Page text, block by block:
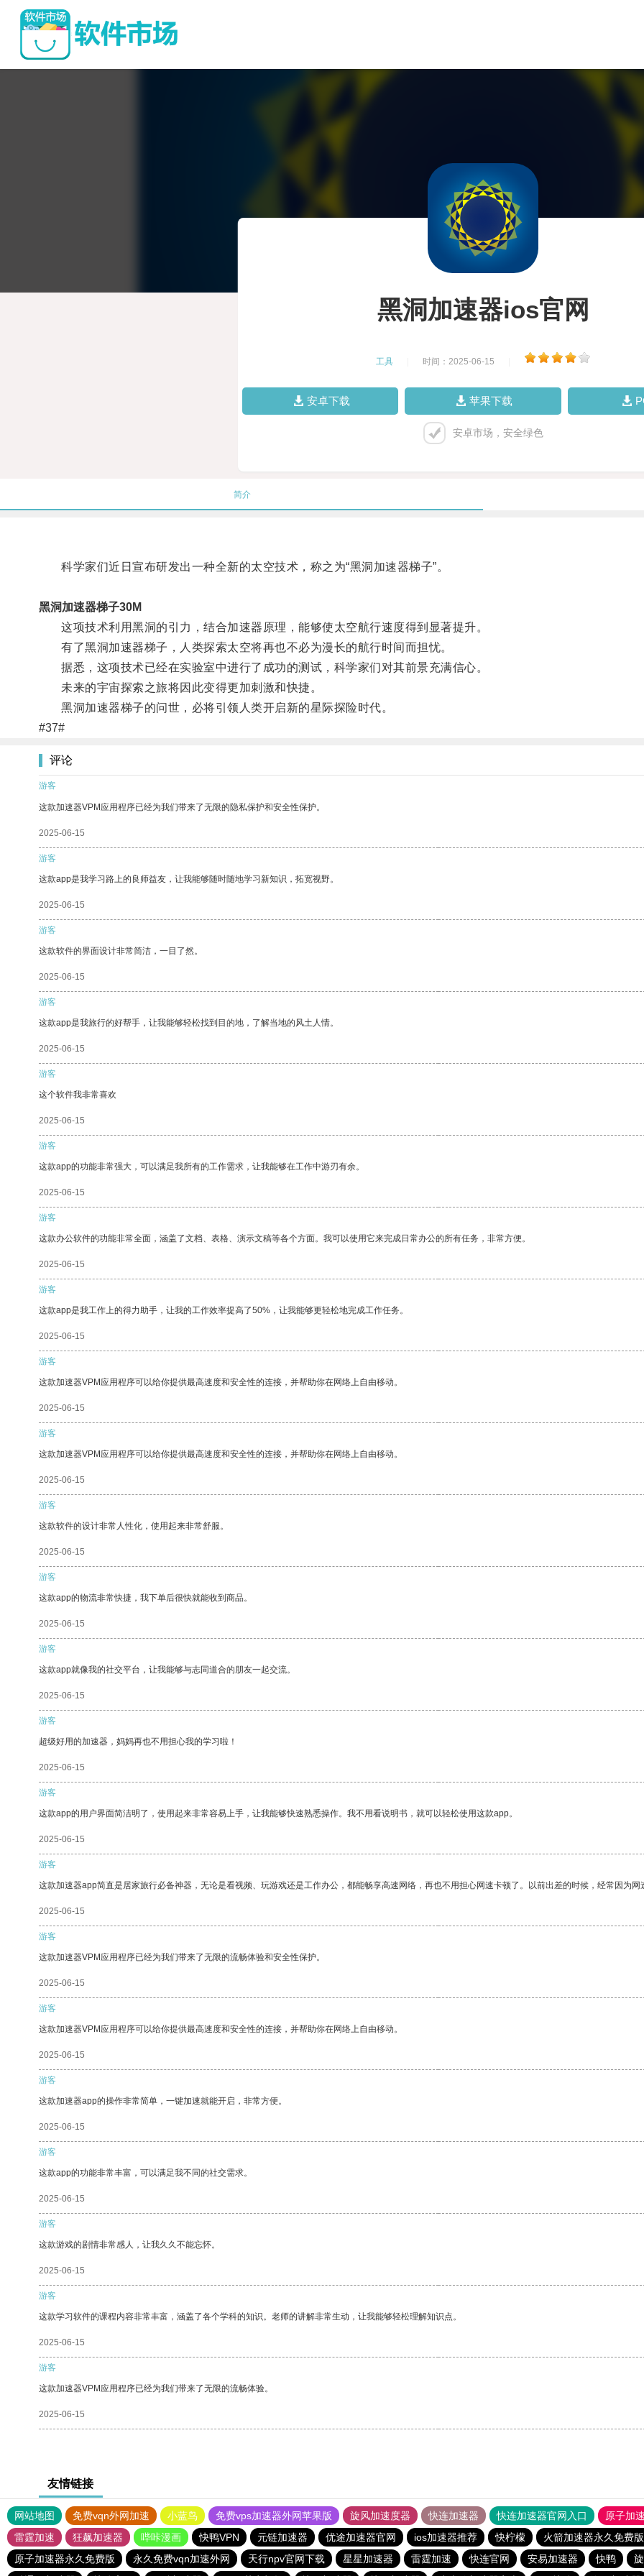
黑洞加速器ios官网
工具 时间：2025-06-15
安卓下载 苹果下载
安卓市场，安全绿色
简介
科学家们近日宣布研发出一种全新的太空技术，称之为“黑洞加速器梯子”。
黑洞加速器梯子30M
这项技术利用黑洞的引力，结合加速器原理，能够使太空航行速度得到显著提升。
有了黑洞加速器梯子，人类探索太空将再也不必为漫长的航行时间而担忧。
据悉，这项技术已经在实验室中进行了成功的测试，科学家们对其前景充满信心。
未来的宇宙探索之旅将因此变得更加刺激和快捷。
黑洞加速器梯子的问世，必将引领人类开启新的星际探险时代。
#37#
评论
游客
这款加速器VPM应用程序已经为我们带来了无限的隐私保护和安全性保护。
2025-06-15
游客
这款app是我学习路上的良师益友，让我能够随时随地学习新知识，拓宽视野。
2025-06-15
游客
这款软件的界面设计非常简洁，一目了然。
2025-06-15
游客
这款app是我旅行的好帮手，让我能够轻松找到目的地，了解当地的风土人情。
2025-06-15
游客
这个软件我非常喜欢
2025-06-15
游客
这款app的功能非常强大，可以满足我所有的工作需求，让我能够在工作中游刃有余。
2025-06-15
游客
这款办公软件的功能非常全面，涵盖了文档、表格、演示文稿等各个方面。我可以使用它来完成日常办公的所有任务，非常方便。
2025-06-15
游客
这款app是我工作上的得力助手，让我的工作效率提高了50%，让我能够更轻松地完成工作任务。
2025-06-15
游客
这款加速器VPM应用程序可以给你提供最高速度和安全性的连接，并帮助你在网络上自由移动。
2025-06-15
游客
这款加速器VPM应用程序可以给你提供最高速度和安全性的连接，并帮助你在网络上自由移动。
2025-06-15
游客
这款软件的设计非常人性化，使用起来非常舒服。
2025-06-15
游客
这款app的物流非常快捷，我下单后很快就能收到商品。
2025-06-15
游客
这款app就像我的社交平台，让我能够与志同道合的朋友一起交流。
2025-06-15
游客
超级好用的加速器，妈妈再也不用担心我的学习啦！
2025-06-15
游客
这款app的用户界面简洁明了，使用起来非常容易上手，让我能够快速熟悉操作。我不用看说明书，就可以轻松使用这款app。
2025-06-15
游客
这款加速器app简直是居家旅行必备神器，无论是看视频、玩游戏还是工作办公，都能畅享高速网络，再也不用担心网速卡顿了。以前出差的时候，经常因为
2025-06-15
游客
这款加速器VPM应用程序已经为我们带来了无限的流畅体验和安全性保护。
2025-06-15
游客
这款加速器VPM应用程序可以给你提供最高速度和安全性的连接，并帮助你在网络上自由移动。
2025-06-15
游客
这款加速器app的操作非常简单，一键加速就能开启，非常方便。
2025-06-15
游客
这款app的功能非常丰富，可以满足我不同的社交需求。
2025-06-15
游客
这款游戏的剧情非常感人，让我久久不能忘怀。
2025-06-15
游客
这款学习软件的课程内容非常丰富，涵盖了各个学科的知识。老师的讲解非常生动，让我能够轻松理解知识点。
2025-06-15
游客
这款加速器VPM应用程序已经为我们带来了无限的流畅体验。
2025-06-15
友情链接
网站地图 免费vqn外网加速 小蓝鸟 免费vps加速器外网苹果版 旋风加速度器 快连加速器 快连加速器官网入口 原子加
雷霆加速
狂飙加速器 哔咔漫画 快鸭VPN 元链加速器 优途加速器官网 ios加速器推荐 快柠檬 火箭加速器永久免费
原子加速器永久免费版
永久免费vqn加速外网 天行npv官网下载 星星加速器 雷霆加速 快连官网 安易加速器 快鸭